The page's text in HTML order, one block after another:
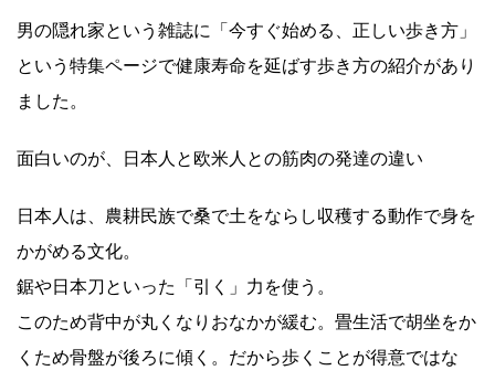
男の隠れ家という雑誌に「今すぐ始める、正しい歩き方」
という特集ページで健康寿命を延ばす歩き方の紹介があり
ました。
面白いのが、日本人と欧米人との筋肉の発達の違い
日本人は、農耕民族で桑で土をならし収穫する動作で身を
かがめる文化。
鋸や日本刀といった「引く」力を使う。
このため背中が丸くなりおなかが緩む。畳生活で胡坐をか
くため骨盤が後ろに傾く。だから歩くことが得意ではな